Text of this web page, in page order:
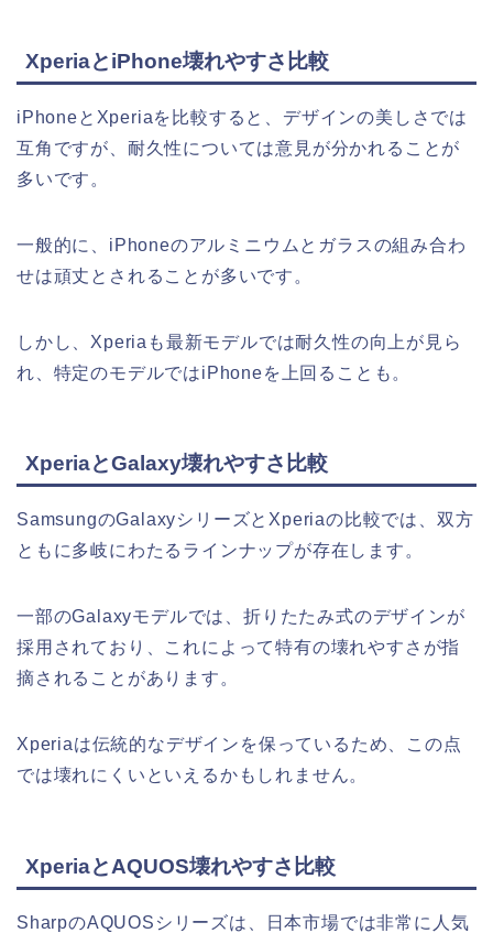
XperiaとiPhone壊れやすさ比較
iPhoneとXperiaを比較すると、デザインの美しさでは
互角ですが、耐久性については意見が分かれることが
多いです。
一般的に、iPhoneのアルミニウムとガラスの組み合わ
せは頑丈とされることが多いです。
しかし、Xperiaも最新モデルでは耐久性の向上が見ら
れ、特定のモデルではiPhoneを上回ることも。
XperiaとGalaxy壊れやすさ比較
SamsungのGalaxyシリーズとXperiaの比較では、双方
ともに多岐にわたるラインナップが存在します。
一部のGalaxyモデルでは、折りたたみ式のデザインが
採用されており、これによって特有の壊れやすさが指
摘されることがあります。
Xperiaは伝統的なデザインを保っているため、この点
では壊れにくいといえるかもしれません。
XperiaとAQUOS壊れやすさ比較
SharpのAQUOSシリーズは、日本市場では非常に人気